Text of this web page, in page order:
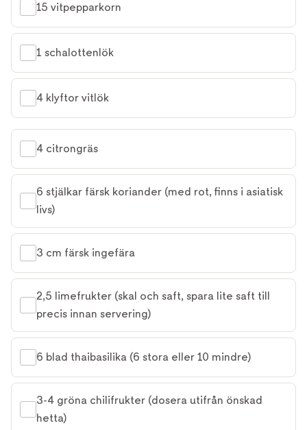
15 vitpepparkorn
1 schalottenlök
4 klyftor vitlök
4 citrongräs
6 stjälkar färsk koriander (med rot, finns i asiatisk
livs)
3 cm färsk ingefära
2,5 limefrukter (skal och saft, spara lite saft till
precis innan servering)
6 blad thaibasilika (6 stora eller 10 mindre)
3-4 gröna chilifrukter (dosera utifrån önskad
hetta)